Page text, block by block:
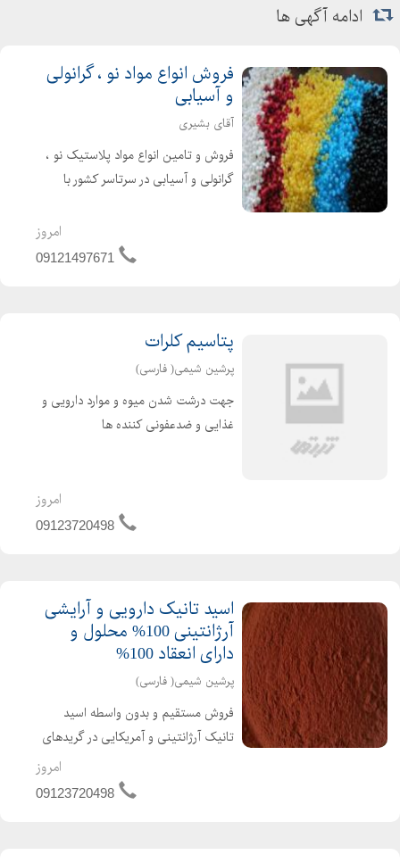
ادامه آگهی ها
فروش انواع مواد نو ، گرانولی
و آسیابی
آقای بشیری
فروش و تامین انواع مواد پلاستیک نو ،
گرانولی و آسیابی در سرتاسر کشور با
فعالیتهای ماست. جهت خرید انواع مواد
پلاستیک نو ، گرانولی و آسیابی کافیست
امروز
09121497671
پتاسیم کلرات
پرشین شیمی( فارسی)
جهت درشت شدن میوه و موارد دارویی و
غذایی و ضدعفونی کننده ها
امروز
09123720498
اسید تانیک دارویی و آرایشی
آرژانتینی 100% محلول و
دارای انعقاد 100%
پرشین شیمی( فارسی)
فروش مستقیم و بدون واسطه اسید
تانیک آرژانتینی و آمریکایی در گریدهای
دارویی ، خوراکی، آرایشی و بهداشتی و
صنعتی با بیش از چهار دهه سابقه
امروز
09123720498